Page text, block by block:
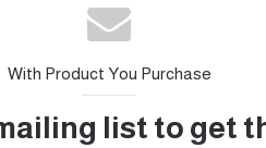
With Product You Purchase
list to get